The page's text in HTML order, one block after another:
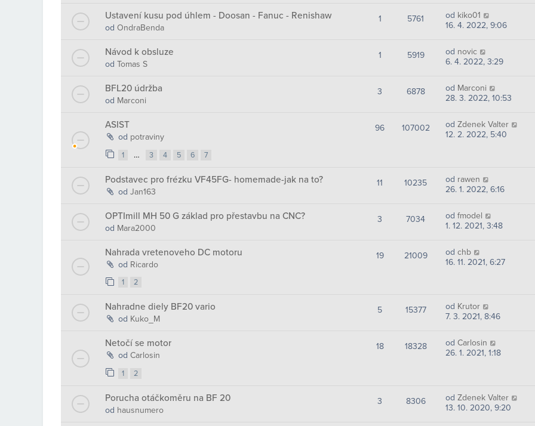
Ustavení kusu pod úhlem - Doosan - Fanuc - Renishaw
od OndraBenda
1 5761 od kiko01
16. 4. 2022, 9:06
Návod k obsluze
od Tomas S
1 5919 od novic
6. 4. 2022, 3:29
BFL20 údržba
od Marconi
3 6878 od Marconi
28. 3. 2022, 10:53
ASIST
od potraviny
1 … 3 4 5 6 7
96 107002 od Zdenek Valter
12. 2. 2022, 5:40
Podstavec pro frézku VF45FG- homemade-jak na to?
od Jan163
11 10235 od rawen
26. 1. 2022, 6:16
OPTImill MH 50 G základ pro přestavbu na CNC?
od Mara2000
3 7034 od fmodel
1. 12. 2021, 3:48
Nahrada vretenoveho DC motoru
od Ricardo
1 2
19 21009 od chb
16. 11. 2021, 6:27
Nahradne diely BF20 vario
od Kuko_M
5 15377 od Krutor
7. 3. 2021, 8:46
Netočí se motor
od Carlosin
1 2
18 18328 od Carlosin
26. 1. 2021, 1:18
Porucha otáčkoměru na BF 20
od hausnumero
3 8306 od Zdenek Valter
13. 10. 2020, 9:20